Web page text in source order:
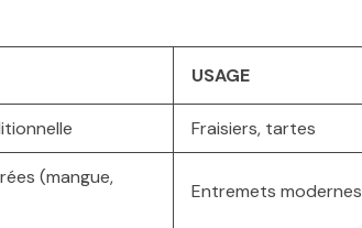
USAGE
Fraisiers, tartes
(mangue,
Entremets modernes